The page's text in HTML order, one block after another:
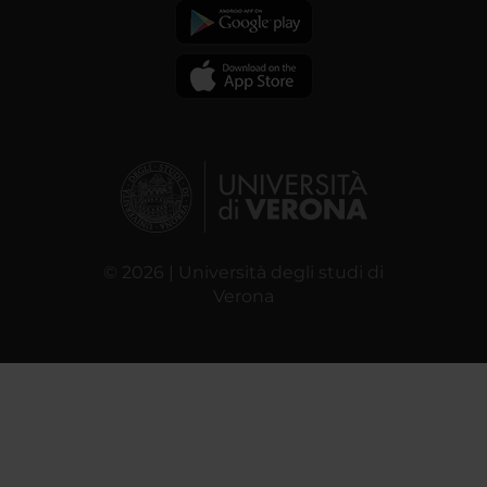
© 2026 | Università degli studi di
Verona